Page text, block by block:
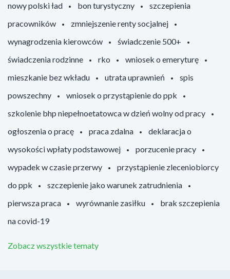
nowy polski ład
bon turystyczny
szczepienia
pracowników
zmniejszenie renty socjalnej
wynagrodzenia kierowców
świadczenie 500+
świadczenia rodzinne
rko
wniosek o emeryturę
mieszkanie bez wkładu
utrata uprawnień
spis
powszechny
wniosek o przystąpienie do ppk
szkolenie bhp niepełnoetatowca w dzień wolny od pracy
ogłoszenia o pracę
praca zdalna
deklaracja o
wysokości wpłaty podstawowej
porzucenie pracy
wypadek w czasie przerwy
przystąpienie zleceniobiorcy
do ppk
szczepienie jako warunek zatrudnienia
pierwsza praca
wyrównanie zasiłku
brak szczepienia
na covid-19
Zobacz wszystkie tematy